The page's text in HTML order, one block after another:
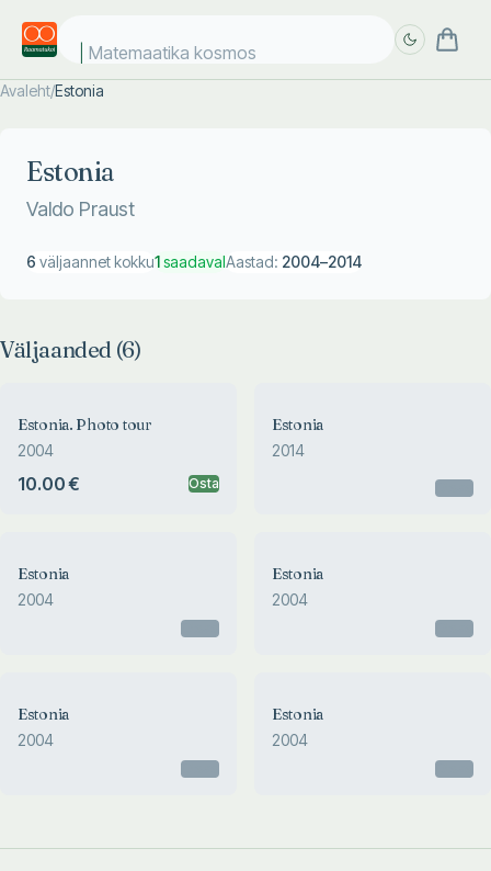
Matemaatika kosmose
Avaleht/Estonia
Estonia
Valdo Praust
6 väljaannet kokku1saadavalAastad: 2004–2014
Väljaanded (6)
Estonia. Photo tour
2004
10.00 € Osta
Estonia
2014
Estonia
2004
Estonia
2004
Estonia
2004
Estonia
2004